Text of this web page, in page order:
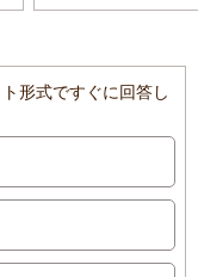
形式ですぐに回答し